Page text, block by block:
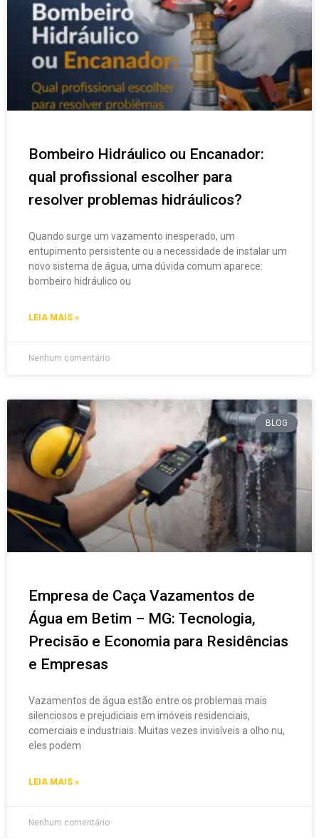
Bombeiro Hidráulico ou Encanador:
qual profissional escolher para
resolver problemas hidráulicos?
Quando surge um vazamento inesperado, um
entupimento persistente ou a necessidade de instalar um
novo sistema de água, uma dúvida comum aparece:
bombeiro hidráulico ou
LEIA MAIS »
Nenhum comentário
BLOG
Empresa de Caça Vazamentos de
Água em Betim – MG: Tecnologia,
Precisão e Economia para Residências
e Empresas
Vazamentos de água estão entre os problemas mais
silenciosos e prejudiciais em imóveis residenciais,
comerciais e industriais. Muitas vezes invisíveis a olho nu,
eles podem
LEIA MAIS »
Nenhum comentário